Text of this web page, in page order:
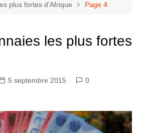
plus fortes d’Afrique
Page 4
les plus fortes
5 septembre 2015
0